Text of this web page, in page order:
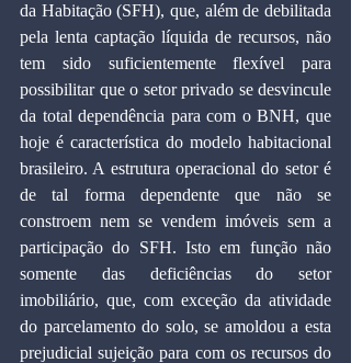
da Habitação (SFH), que, além de debilitada
pela lenta captação líquida de recursos, não
tem sido suficientemente flexível para
possibilitar que o setor privado se desvincule
da total dependência para com o BNH, que
hoje é característica do modelo habitacional
brasileiro. A estrutura operacional do setor é
de tal forma dependente que não se
constroem nem se vendem imóveis sem a
participação do SFH. Isto em função não
somente das deficiências do setor
imobiliário, que, com exceção da atividade
do parcelamento do solo, se amoldou a esta
prejudicial sujeição para com os recursos do